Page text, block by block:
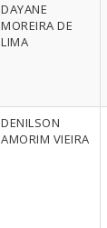
DAYANE
MOREIRA DE
LIMA
DENILSON
AMORIM VIEIRA